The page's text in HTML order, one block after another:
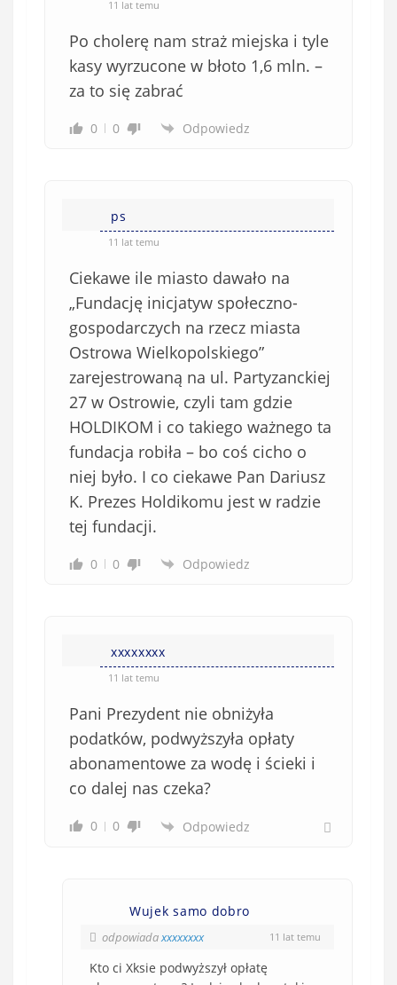
11 lat temu
Po cholerę nam straż miejska i tyle
kasy wyrzucone w błoto 1,6 mln. –
za to się zabrać
0 0 Odpowiedz
ps
11 lat temu
Ciekawe ile miasto dawało na
„Fundację inicjatyw społeczno-
gospodarczych na rzecz miasta
Ostrowa Wielkopolskiego”
zarejestrowaną na ul. Partyzanckiej
27 w Ostrowie, czyli tam gdzie
HOLDIKOM i co takiego ważnego ta
fundacja robiła – bo coś cicho o
niej było. I co ciekawe Pan Dariusz
K. Prezes Holdikomu jest w radzie
tej fundacji.
0 0 Odpowiedz
xxxxxxxx
11 lat temu
Pani Prezydent nie obniżyła
podatków, podwyższyła opłaty
abonamentowe za wodę i ścieki i
co dalej nas czeka?
0 0 Odpowiedz
Wujek samo dobro
odpowiadaxxxxxxxx 11 lat temu
Kto ci Xksie podwyższył opłatę